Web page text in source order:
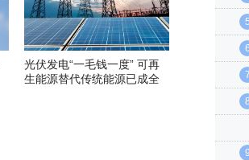
光伏发电“一毛钱一度” 可再
生能源替代传统能源已成全
5
6
7
8
9